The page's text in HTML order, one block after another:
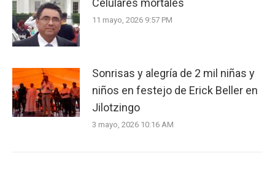
Celulares mortales
11 mayo, 2026 9:57 PM
Sonrisas y alegría de 2 mil niñas y
niños en festejo de Erick Beller en
Jilotzingo
3 mayo, 2026 10:16 AM